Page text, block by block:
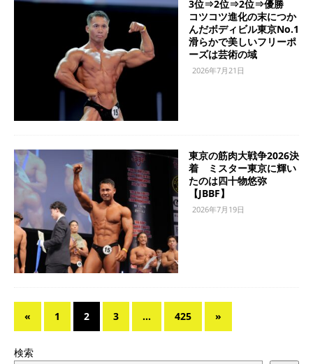
3位⇒2位⇒2位⇒優勝
コツコツ進化の末につか
んだボディビル東京No.1
滑らかで美しいフリーポ
ーズは芸術の域
2026年7月21日
東京の筋肉大戦争2026決
着 ミスター東京に輝い
たのは四十物悠弥
【JBBF】
2026年7月19日
« 1 2 3 … 425 »
検索